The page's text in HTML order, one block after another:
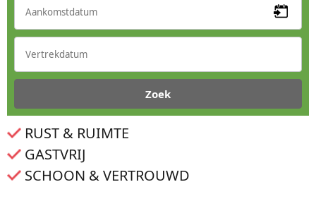
RUST & RUIMTE
GASTVRIJ
SCHOON & VERTROUWD